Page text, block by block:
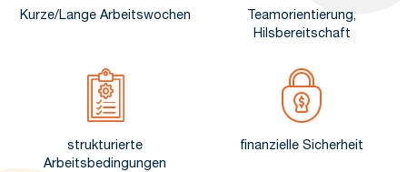
Kurze/Lange Arbeitswochen
Teamorientierung,
Hilsbereitschaft
strukturierte
Arbeitsbedingungen
finanzielle Sicherheit